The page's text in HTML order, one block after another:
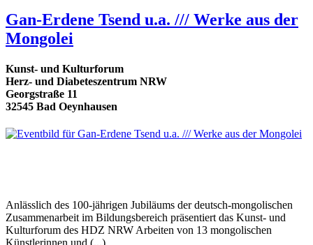
Gan-Erdene Tsend u.a. /// Werke aus der
Mongolei
Kunst- und Kulturforum
Herz- und Diabeteszentrum NRW
Georgstraße 11
32545 Bad Oeynhausen
Anlässlich des 100-jährigen Jubiläums der deutsch-mongolischen
Zusammenarbeit im Bildungsbereich präsentiert das Kunst- und
Kulturforum des HDZ NRW Arbeiten von 13 mongolischen